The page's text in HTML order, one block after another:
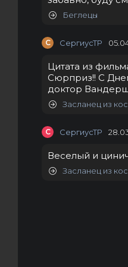
Беглецы
С СергиусТР
Цитата из
Сюрприз!! С
доктор
Засланец из
С СергиусТР
Веселый и
Засланец из